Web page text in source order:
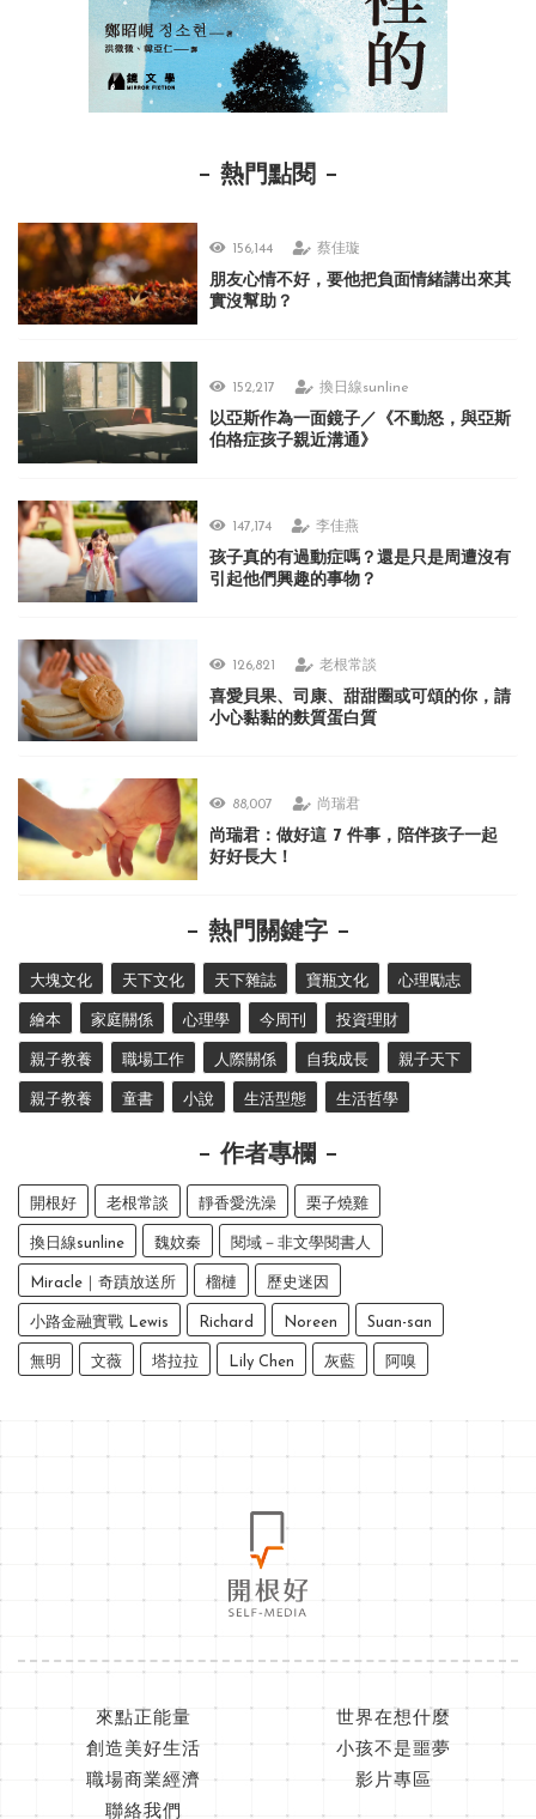
熱門點閱
156,144 蔡佳璇
朋友心情不好，要他把負面情緒講出來其
實沒幫助？
152,217 換日線sunline
以亞斯作為一面鏡子／《不動怒，與亞斯
伯格症孩子親近溝通》
147,174 李佳燕
孩子真的有過動症嗎？還是只是周遭沒有
引起他們興趣的事物？
126,821 老根常談
喜愛貝果、司康、甜甜圈或可頌的你，請
小心黏黏的麩質蛋白質
88,007 尚瑞君
尚瑞君：做好這 7 件事，陪伴孩子一起
好好長大！
熱門關鍵字
大塊文化 天下文化 天下雜誌 寶瓶文化 心理勵志
繪本 家庭關係 心理學 今周刊 投資理財
親子教養 職場工作 人際關係 自我成長 親子天下
親子教養 童書 小說 生活型態 生活哲學
作者專欄
開根好 老根常談 靜香愛洗澡 栗子燒雞
換日線sunline 魏妏秦 閱域－非文學閱書人
Miracle｜奇蹟放送所 榴槤 歷史迷因
小路金融實戰 Lewis Richard Noreen Suan-san
無明 文薇 塔拉拉 Lily Chen 灰藍 阿嗅
來點正能量
世界在想什麼
創造美好生活
小孩不是噩夢
職場商業經濟
影片專區
聯絡我們